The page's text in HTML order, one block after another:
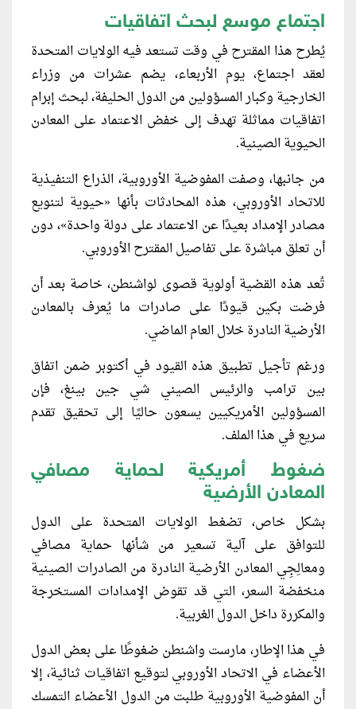
اجتماع موسع لبحث اتفاقيات
يُطرح هذا المقترح في وقت تستعد فيه الولايات المتحدة
لعقد اجتماع، يوم الأربعاء، يضم عشرات من وزراء
الخارجية وكبار المسؤولين من الدول الحليفة، لبحث إبرام
اتفاقيات مماثلة تهدف إلى خفض الاعتماد على المعادن
الحيوية الصينية.
من جانبها، وصفت المفوضية الأوروبية، الذراع التنفيذية
للاتحاد الأوروبي، هذه المحادثات بأنها «حيوية لتنويع
مصادر الإمداد بعيدًا عن الاعتماد على دولة واحدة»، دون
أن تعلق مباشرة على تفاصيل المقترح الأوروبي.
تُعد هذه القضية أولوية قصوى لواشنطن، خاصة بعد أن
فرضت بكين قيودًا على صادرات ما يُعرف بالمعادن
الأرضية النادرة خلال العام الماضي.
ورغم تأجيل تطبيق هذه القيود في أكتوبر ضمن اتفاق
بين ترامب والرئيس الصيني شي جين بينغ، فإن
المسؤولين الأمريكيين يسعون حاليًا إلى تحقيق تقدم
سريع في هذا الملف.
ضغوط أمريكية لحماية مصافي
المعادن الأرضية
بشكل خاص، تضغط الولايات المتحدة على الدول
للتوافق على آلية تسعير من شأنها حماية مصافي
ومعالِجِي المعادن الأرضية النادرة من الصادرات الصينية
منخفضة السعر، التي قد تقوض الإمدادات المستخرجة
والمكررة داخل الدول الغربية.
في هذا الإطار، مارست واشنطن ضغوطًا على بعض الدول
الأعضاء في الاتحاد الأوروبي لتوقيع اتفاقيات ثنائية، إلا
أن المفوضية الأوروبية طلبت من الدول الأعضاء التمسك